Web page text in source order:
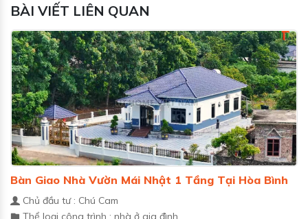
BÀI VIẾT LIÊN QUAN
Bàn Giao Nhà Vườn Mái Nhật 1 Tầng Tại Hòa Bình
Chủ đầu tư : Chú Cam
Thể loại công trình : nhà ở gia đình